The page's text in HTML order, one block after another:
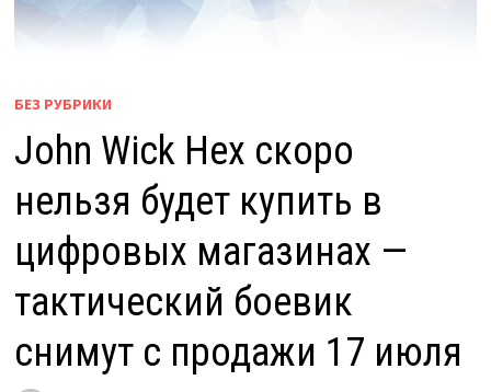
БЕЗ РУБРИКИ
John Wick Hex скоро
нельзя будет купить в
цифровых магазинах —
тактический боевик
снимут с продажи 17 июля